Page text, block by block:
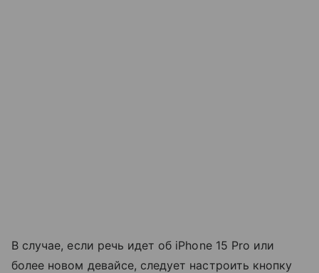
В случае, если речь идет об iPhone 15 Pro или
более новом девайсе, следует настроить кнопку